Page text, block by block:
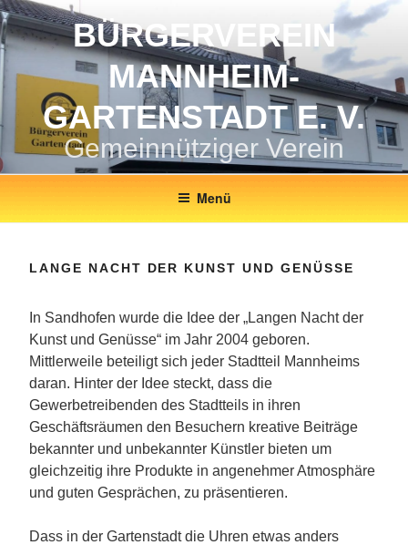
Zum
Inhalt
springen
BÜRGERVEREIN
MANNHEIM-
GARTENSTADT E. V.
Gemeinnütziger Verein
Menü
LANGE NACHT DER KUNST UND GENÜSSE
In Sandhofen wurde die Idee der „Langen Nacht der
Kunst und Genüsse“ im Jahr 2004 geboren.
Mittlerweile beteiligt sich jeder Stadtteil Mannheims
daran. Hinter der Idee steckt, dass die
Gewerbetreibenden des Stadtteils in ihren
Geschäftsräumen den Besuchern kreative Beiträge
bekannter und unbekannter Künstler bieten um
gleichzeitig ihre Produkte in angenehmer Atmosphäre
und guten Gesprächen, zu präsentieren.
Dass in der Gartenstadt die Uhren etwas anders